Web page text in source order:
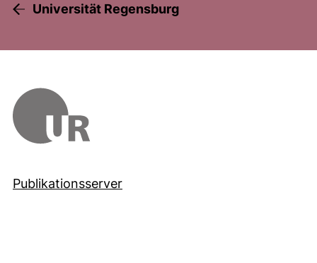
Universität Regensburg
Publikationsserver